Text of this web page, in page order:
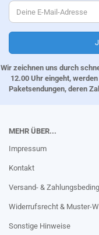
Wir zeichnen uns durch
12.00 Uhr eingeht,
Paketsendungen, deren
MEHR ÜBER...
Impressum
Kontakt
Versand- &
Widerrufsrecht & Muster-
Sonstige Hinweise